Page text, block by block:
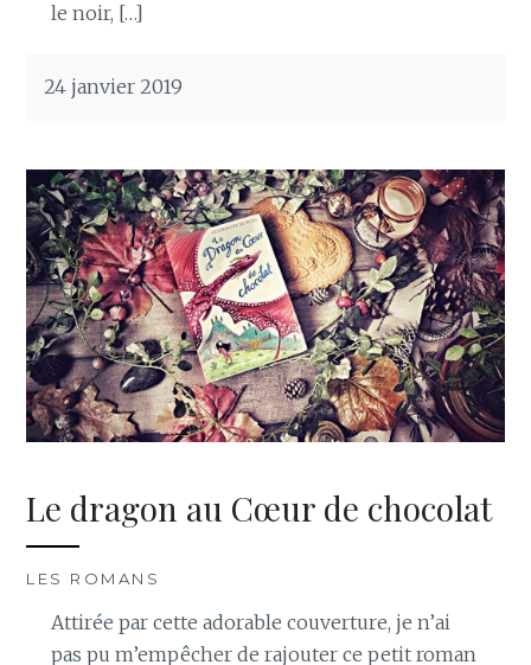
le noir, […]
24 janvier 2019
Le dragon au Cœur de chocolat
LES ROMANS
Attirée par cette adorable couverture, je n’ai
pas pu m’empêcher de rajouter ce petit roman